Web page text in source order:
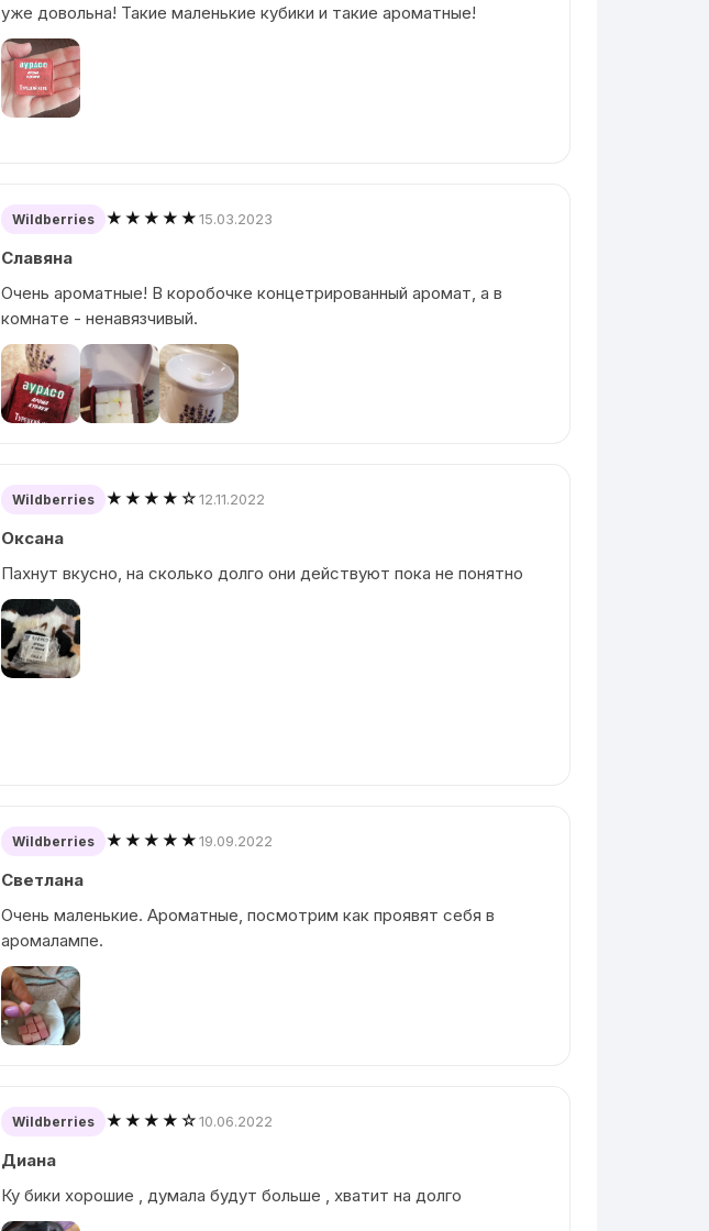
уже довольна! Такие маленькие кубики и такие ароматные!
Wildberries ★★★★★15.03.2023
Славяна
Очень ароматные! В коробочке концетрированный аромат, а в
комнате - ненавязчивый.
Wildberries ★★★★☆12.11.2022
Оксана
Пахнут вкусно, на сколько долго они действуют пока не понятно
Wildberries ★★★★★19.09.2022
Светлана
Очень маленькие. Ароматные, посмотрим как проявят себя в
аромалампе.
Wildberries ★★★★☆10.06.2022
Диана
Ку бики хорошие , думала будут больше , хватит на долго